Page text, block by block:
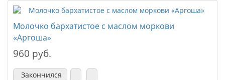
Молочко бархатистое с маслом моркови
«Аргоша»
960 руб.
Закончился